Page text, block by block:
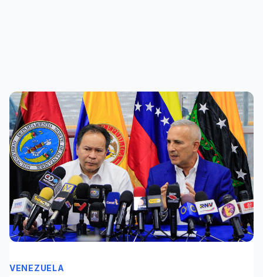
VENEZUELA